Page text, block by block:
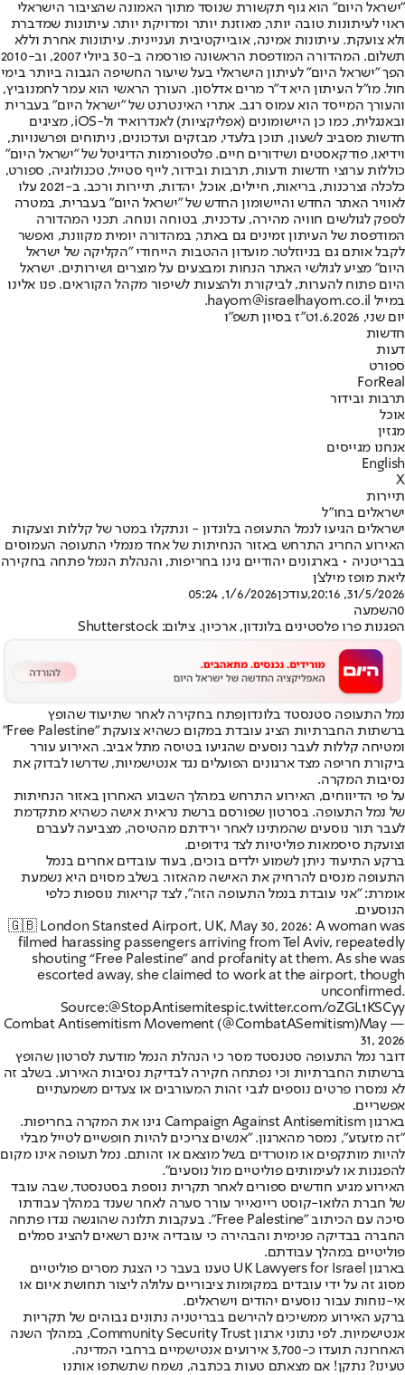
"ישראל היום" הוא גוף תקשורת שנוסד מתוך האמונה שהציבור הישראלי
ראוי לעיתונות טובה יותר, מאוזנת יותר ומדויקת יותר. עיתונות שמדברת
ולא צועקת. עיתונות אמינה, אובייקטיבית ועניינית. עיתונות אחרת וללא
תשלום. המהדורה המודפסת הראשונה פורסמה ב-30 ביולי 2007, וב-2010
הפך "ישראל היום" לעיתון הישראלי בעל שיעור החשיפה הגבוה ביותר בימי
חול. מו"ל העיתון היא ד"ר מרים אדלסון. העורך הראשי הוא עמר לחמנוביץ,
והעורך המייסד הוא עמוס רגב. אתרי האינטרנט של "ישראל היום" בעברית
ובאנגלית, כמו כן היישומונים (אפליקציות) לאנדרואיד ול-iOS, מציגים
חדשות מסביב לשעון, תוכן בלעדי, מבזקים ועדכונים, ניתוחים ופרשנויות,
וידיאו, פודקאסטים ושידורים חיים. פלטפורמות הדיגיטל של "ישראל היום"
כוללות ערוצי חדשות ודעות, תרבות ובידור, לייף סטייל, טכנולוגיה, ספורט,
כלכלה וצרכנות, בריאות, חיילים, אוכל, יהדות, תיירות ורכב. ב-2021 עלו
לאוויר האתר החדש והיישומון החדש של "ישראל היום" בעברית, במטרה
לספק לגולשים חוויה מהירה, עדכנית, בטוחה ונוחה. תכני המהדורה
המודפסת של העיתון זמינים גם באתר, במהדורה יומית מקוונת, ואפשר
לקבל אותם גם בניוזלטר. מועדון ההטבות הייחודי "הקליקה של ישראל
היום" מציע לגולשי האתר הנחות ומבצעים על מוצרים ושירותים. ישראל
היום פתוח להערות, לביקורת ולהצעות לשיפור מקהל הקוראים. פנו אלינו
במייל hayom@israelhayom.co.il.
יום שני, 1.6.2026
ט"ז בסיון תשפ"ו
חדשות
דעות
ספורט
ForReal
תרבות ובידור
אוכל
מגזין
אנחנו מגייסים
English
X
תיירות
ישראלים בחו"ל
ישראלים הגיעו לנמל התעופה בלונדון - ונתקלו במטר של קללות וצעקות
האירוע החריג התרחש באזור הנחיתות של אחד מנמלי התעופה העמוסים
בבריטניה • בארגונים יהודיים גינו בחריפות, והנהלת הנמל פתחה בחקירה
ליאת מופז מילצ'ן
31/5/2026, 20:16
,עודכן1/6/2026, 05:24
0השמעה
הפגנות פרו פלסטינים בלונדון, ארכיון. צילום: Shutterstock
נמל התעופה סטנסטד בלונדוןפתח בחקירה לאחר שתיעוד שהופץ
ברשתות החברתיות הציג עובדת במקום כשהיא צועקת "Free Palestine"
ומטיחה קללות לעבר נוסעים שהגיעו בטיסה מתל אביב. האירוע עורר
ביקורת חריפה מצד ארגונים הפועלים נגד אנטישמיות, שדרשו לבדוק את
נסיבות המקרה.
על פי הדיווחים, האירוע התרחש במהלך השבוע האחרון באזור הנחיתות
של נמל התעופה. בסרטון שפורסם ברשת נראית אישה כשהיא מתקדמת
לעבר תור נוסעים שהמתינו לאחר ירידתם מהטיסה, מצביעה לעברם
וצועקת סיסמאות פוליטיות לצד גידופים.
ברקע התיעוד ניתן לשמוע ילדים בוכים, בעוד עובדים אחרים בנמל
התעופה מנסים להרחיק את האישה מהאזור. בשלב מסוים היא נשמעת
אומרת: "אני עובדת בנמל התעופה הזה", לצד קריאות נוספות כלפי
הנוסעים.
🇬🇧 London Stansted Airport, UK, May 30, 2026: A woman was
filmed harassing passengers arriving from Tel Aviv, repeatedly
shouting “Free Palestine” and profanity at them. As she was
escorted away, she claimed to work at the airport, though
unconfirmed.
Source:@StopAntisemitespic.twitter.com/oZGL1KSCyy
— Combat Antisemitism Movement (@CombatASemitism)
May
31, 2026
דובר נמל התעופה סטנסטד מסר כי הנהלת הנמל מודעת לסרטון שהופץ
ברשתות החברתיות וכי נפתחה חקירה לבדיקת נסיבות האירוע. בשלב זה
לא נמסרו פרטים נוספים לגבי זהות המעורבים או צעדים משמעתיים
אפשריים.
בארגון Campaign Against Antisemitism גינו את המקרה בחריפות.
"זה מזעזע", נמסר מהארגון. "אנשים צריכים להיות חופשיים לטייל מבלי
להיות מותקפים או מוטרדים בשל מוצאם או זהותם. נמל תעופה אינו מקום
להפגנות או לעימותים פוליטיים מול נוסעים".
האירוע מגיע חודשים ספורים לאחר תקרית נוספת בסטנסטד, שבה עובד
של חברת הלואו-קוסט ריינאייר עורר סערה לאחר שענד במהלך עבודתו
סיכה עם הכיתוב "Free Palestine". בעקבות תלונה שהוגשה נגדו פתחה
החברה בבדיקה פנימית והבהירה כי עובדיה אינם רשאים להציג סמלים
פוליטיים במהלך עבודתם.
בארגון UK Lawyers for Israel טענו בעבר כי הצגת מסרים פוליטיים
מסוג זה על ידי עובדים במקומות ציבוריים עלולה ליצור תחושת איום או
אי-נוחות עבור נוסעים יהודים וישראלים.
ברקע האירוע ממשיכים להירשם בבריטניה נתונים גבוהים של תקריות
אנטישמיות. לפי נתוני ארגון Community Security Trust, במהלך השנה
האחרונה תועדו כ-3,700 אירועים אנטישמיים ברחבי המדינה.
טעינו? נתקן! אם מצאתם טעות בכתבה, נשמח שתשתפו אותנו